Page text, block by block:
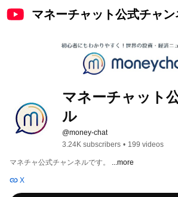
マネーチャット公式チャン
マネーチャット
ル
@money-chat
3.24K subscribers • 199 videos
マネチャ公式チャンネルです。 ...more
X